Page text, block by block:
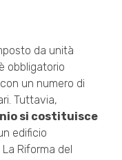
da unità
obbligatorio
un numero di
Tuttavia,
si costituisce
edificio
Riforma del